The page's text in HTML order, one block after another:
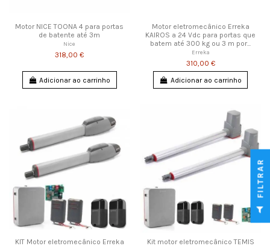
FILTRAR
Motor NICE TOONA 4 para portas
de batente até 3m
Nice
318,00 €
Adicionar ao carrinho
Motor eletromecânico Erreka
KAIROS a 24 Vdc para portas que
batem até 300 kg ou 3 m por...
Erreka
310,00 €
Adicionar ao carrinho
KIT Motor eletromecânico Erreka Kit motor eletromecânico TEMIS